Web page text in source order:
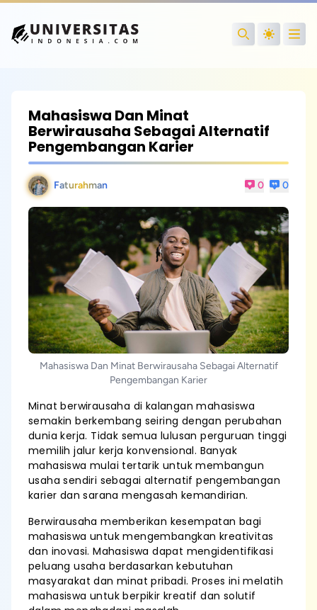
Search
Mahasiswa Dan Minat
Berwirausaha Sebagai Alternatif
Pengembangan Karier
Faturahman 0 0
Mahasiswa Dan Minat Berwirausaha Sebagai Alternatif
Pengembangan Karier
Minat berwirausaha di kalangan mahasiswa
semakin berkembang seiring dengan perubahan
dunia kerja. Tidak semua lulusan perguruan tinggi
memilih jalur kerja konvensional. Banyak
mahasiswa mulai tertarik untuk membangun
usaha sendiri sebagai alternatif pengembangan
karier dan sarana mengasah kemandirian.
Berwirausaha memberikan kesempatan bagi
mahasiswa untuk mengembangkan kreativitas
dan inovasi. Mahasiswa dapat mengidentifikasi
peluang usaha berdasarkan kebutuhan
masyarakat dan minat pribadi. Proses ini melatih
mahasiswa untuk berpikir kreatif dan solutif